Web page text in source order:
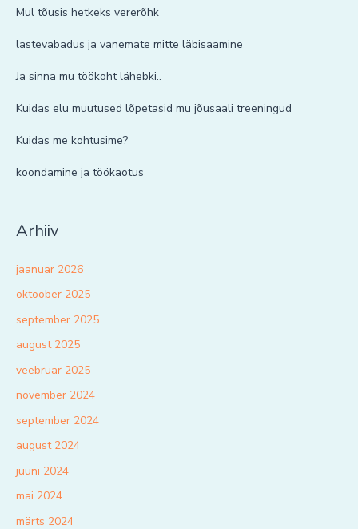
Mul tõusis hetkeks vererõhk
lastevabadus ja vanemate mitte läbisaamine
Ja sinna mu töökoht lähebki..
Kuidas elu muutused lõpetasid mu jõusaali treeningud
Kuidas me kohtusime?
koondamine ja töökaotus
Arhiiv
jaanuar 2026
oktoober 2025
september 2025
august 2025
veebruar 2025
november 2024
september 2024
august 2024
juuni 2024
mai 2024
märts 2024